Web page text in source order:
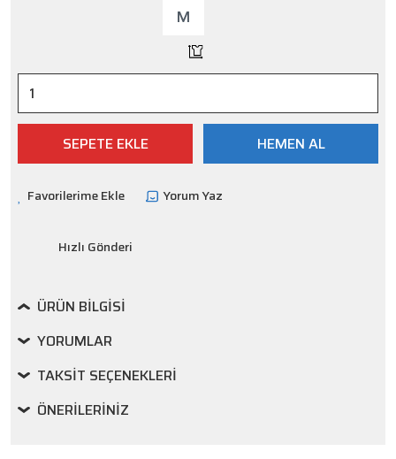
M
SEPETE EKLE HEMEN AL
Yorum Yaz
Hızlı Gönderi
ÜRÜN BILGISI
YORUMLAR
TAKSIT SEÇENEKLERI
ÖNERILERINIZ